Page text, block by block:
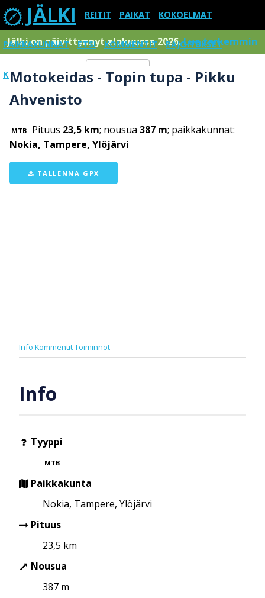
JÄLKI REITIT PAIKAT KOKOELMAT
PAIKKAKUNNAT ETSI KOMMENTIT RAJOITUKSET
KIRJAUDU SISÄÄN Menu
Jälki on päivittynnyt elokuussa 2026.Lue tarkemmin
Motokeidas - Topin tupa - Pikku
Ahvenisto
MTB Pituus 23,5 km; nousua 387 m; paikkakunnat:
Nokia, Tampere, Ylöjärvi
TALLENNA GPX
Info KommentitToiminnot
Info
Tyyppi
MTB
Paikkakunta
Nokia, Tampere, Ylöjärvi
Pituus
23,5 km
Nousua
387 m